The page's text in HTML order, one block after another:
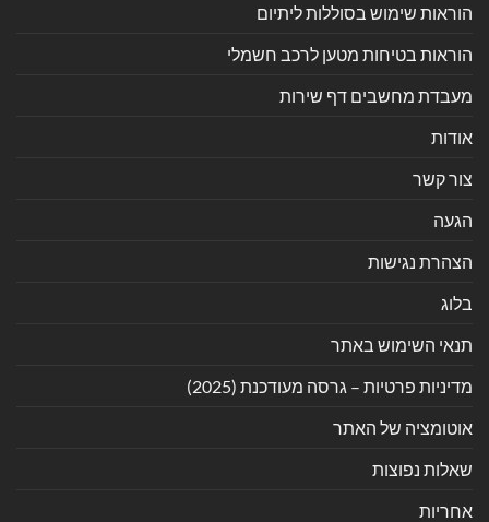
הוראות שימוש בסוללות ליתיום
הוראות בטיחות מטען לרכב חשמלי
מעבדת מחשבים דף שירות
אודות
צור קשר
הגעה
הצהרת נגישות
בלוג
תנאי השימוש באתר
מדיניות פרטיות – גרסה מעודכנת (2025)
אוטומציה של האתר
שאלות נפוצות
אחריות